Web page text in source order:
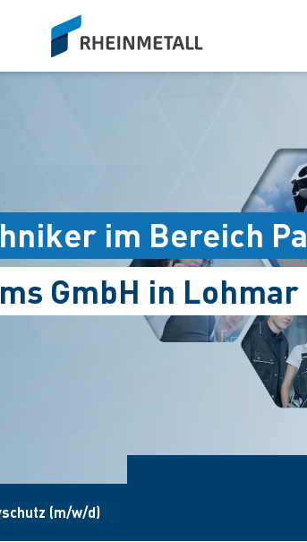
siteLogo
im Bereich
GmbH in Lohmar
(m/w/d)